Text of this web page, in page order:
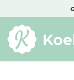
Minimum